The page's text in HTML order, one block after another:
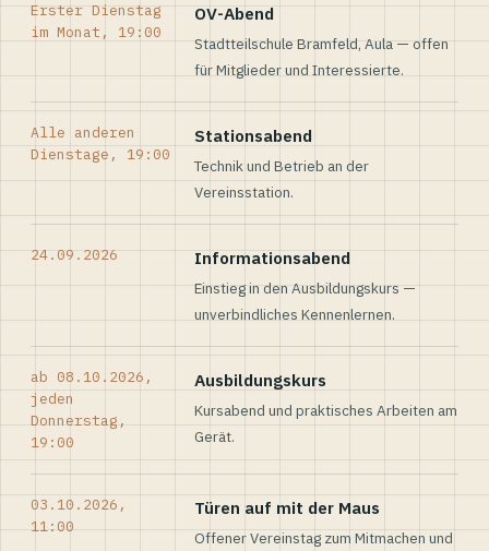
Erster Dienstag
im Monat, 19:00
OV-Abend
Stadtteilschule Bramfeld, Aula — offen
für Mitglieder und Interessierte.
Alle anderen
Dienstage, 19:00
Stationsabend
Technik und Betrieb an der
Vereinsstation.
24.09.2026 Informationsabend
Einstieg in den Ausbildungskurs —
unverbindliches Kennenlernen.
ab 08.10.2026,
jeden
Donnerstag,
19:00
Ausbildungskurs
Kursabend und praktisches Arbeiten am
Gerät.
03.10.2026,
11:00
Türen auf mit der Maus
Offener Vereinstag zum Mitmachen und